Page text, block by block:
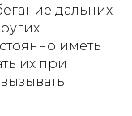
дальних
иметь
их при